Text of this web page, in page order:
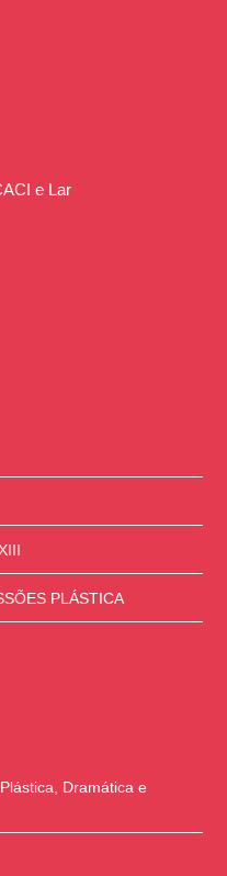
e Lar
PLÁSTICA
Dramática e